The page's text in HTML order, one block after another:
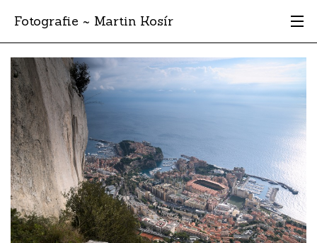
Fotografie ~ Martin Kosír
Moje obľúbené
Albumy
Miesta
Archív
Vyhľadávanie